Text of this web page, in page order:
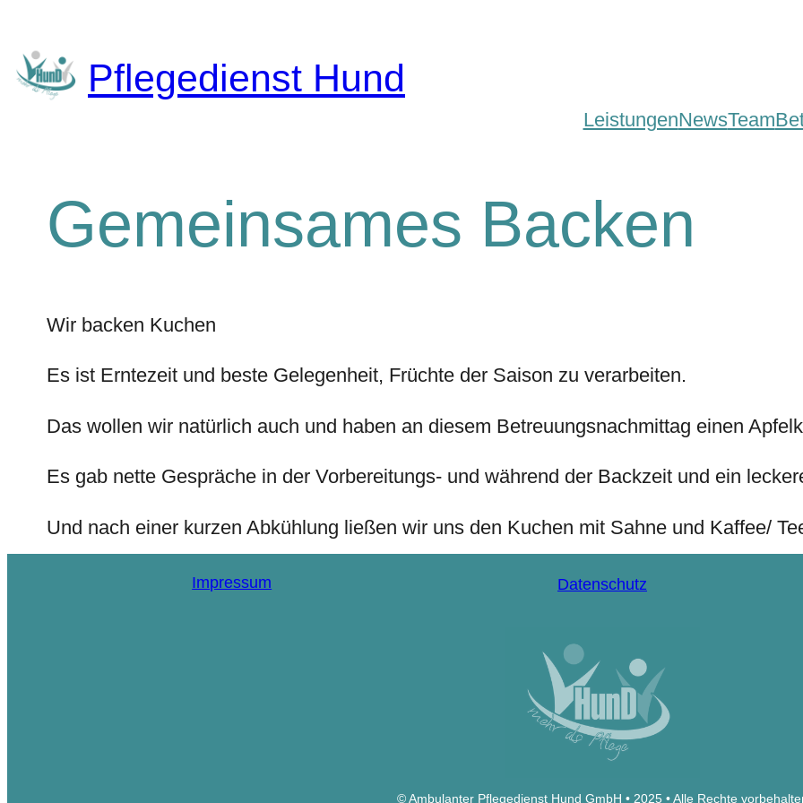
springen
Pflegedienst Hund
LeistungenNewsTeam
Gemeinsames Backen
Wir backen Kuchen
Es ist Erntezeit und beste Gelegenheit, Früchte der Saison zu verarbeiten.
Das wollen wir natürlich auch und haben an diesem Betreuungsnachmittag einen
Es gab nette Gespräche in der Vorbereitungs- und während der Backzeit und ein
Und nach einer kurzen Abkühlung ließen wir uns den Kuchen mit Sahne und Kaffee/
Impressum Datenschutz
© Ambulanter Pflegedienst Hund GmbH • 2025 • Alle Rechte